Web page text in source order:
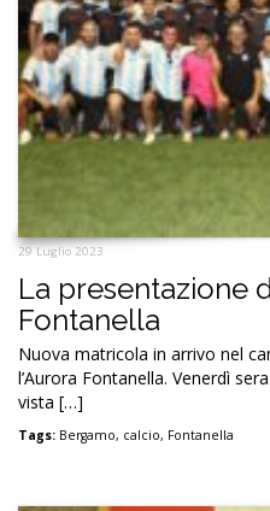
29 Luglio 2023
La presentazione
Fontanella
Nuova matricola in arrivo nel
l’Aurora Fontanella. Venerdì
vista […]
Tags: Bergamo, calcio, Fontanella